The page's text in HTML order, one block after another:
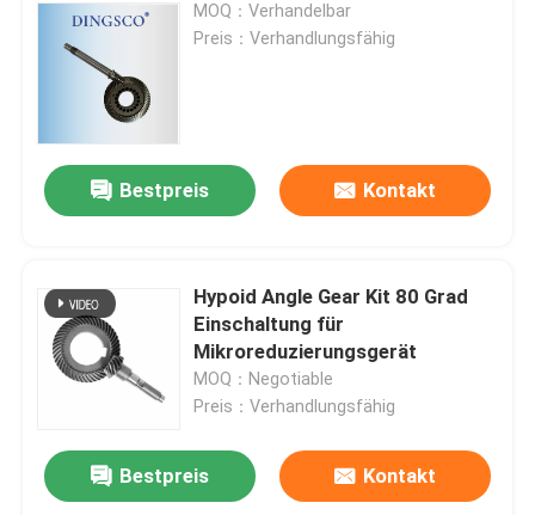
MOQ：Verhandelbar
Preis：Verhandlungsfähig
Bestpreis Kontakt
Hypoid Angle Gear Kit 80 Grad
Einschaltung für
Mikroreduzierungsgerät
MOQ：Negotiable
Preis：Verhandlungsfähig
Bestpreis Kontakt